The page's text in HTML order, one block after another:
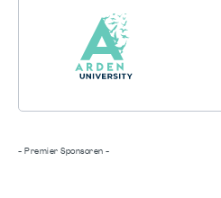
- Premier Sponsoren -